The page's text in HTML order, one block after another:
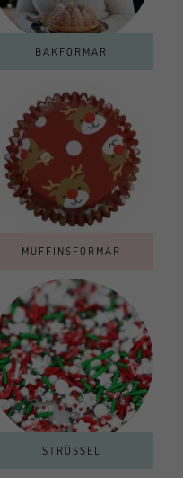
BAKFORMAR
MUFFINSFORMAR
STRÖSSEL